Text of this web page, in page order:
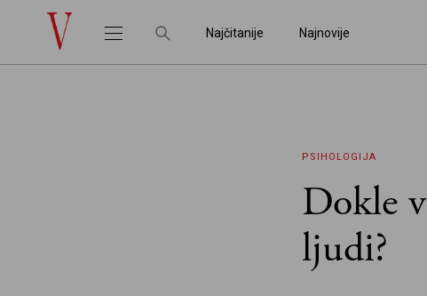
Najčitanije Najnovije
PSIHOLOGIJA
Dokle
ljudi?